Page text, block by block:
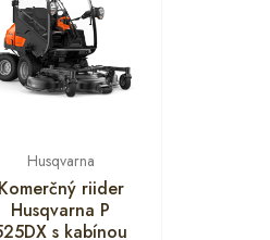
Husqvarna
Komerčný riider
Husqvarna P
s kabínou